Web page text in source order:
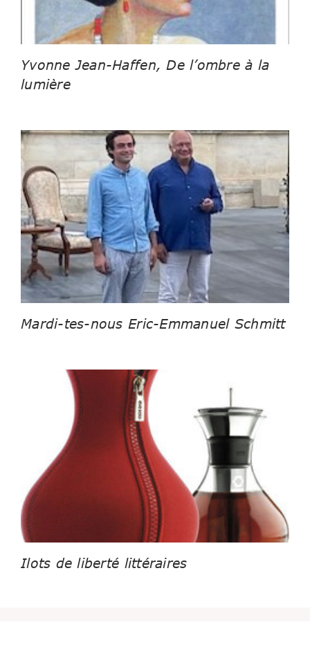
Yvonne Jean-Haffen, De l’ombre à la
lumière
Mardi-tes-nous Eric-Emmanuel Schmitt
Ilots de liberté littéraires